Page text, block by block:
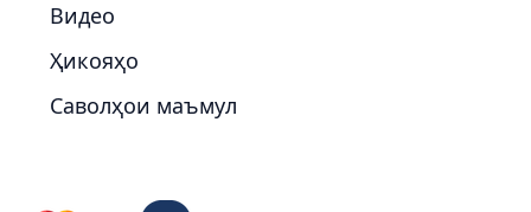
Видео
Ҳикояҳо
Саволҳои маъмул